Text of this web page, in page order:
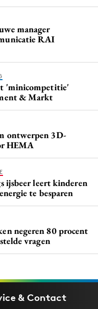
manager
RAI
'minicompetitie'
& Markt
ontwerpen 3D-
HEMA
ijsbeer leert kinderen
te besparen
negeren 80 procent
vragen
& Contact